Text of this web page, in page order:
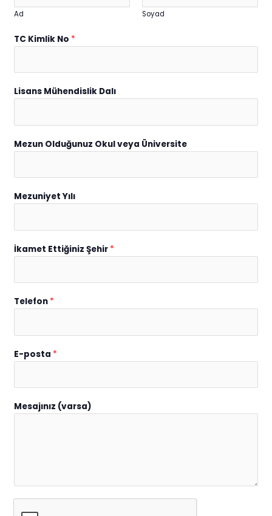
Ad Soyad
TC Kimlik No *
Lisans Mühendislik Dalı
Mezun Olduğunuz Okul veya Üniversite
Mezuniyet Yılı
İkamet Ettiğiniz Şehir *
Telefon *
E-posta *
Mesajınız (varsa)